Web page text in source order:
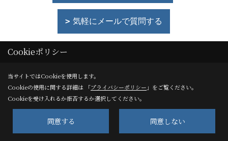
気軽にメールで質問する
ヴィンテージホームズのリフォームに
ついてもっと詳しく知りたい方はぜひ
Cookieポリシー
当サイトではCookieを使用します。
Cookieの使用に関する詳細は 「プライバシーポリシー 」をご覧ください。
Cookieを受け入れるか拒否するか選択してください。
同意する 同意しない